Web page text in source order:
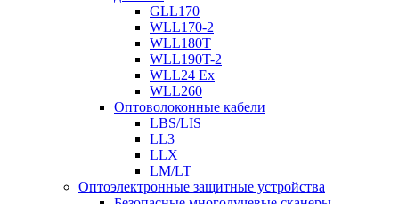
GLL170
WLL170-2
WLL180T
WLL190T-2
WLL24 Ex
WLL260
Оптоволоконные кабели
LBS/LIS
LL3
LLX
LM/LT
Оптоэлектронные защитные устройства